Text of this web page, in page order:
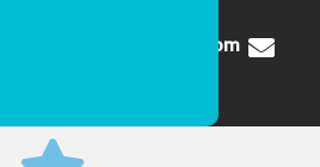
Digione1360@gmail.com